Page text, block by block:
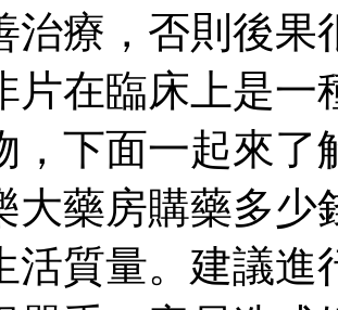
治療，否則後果
片在臨床上是一
，下面一起來
大藥房購藥多少
活質量。建議